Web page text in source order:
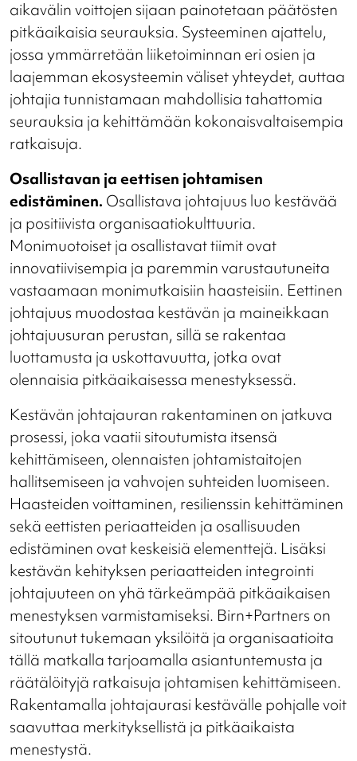
aikavälin voittojen sijaan painotetaan päätösten
pitkäaikaisia seurauksia. Systeeminen ajattelu,
jossa ymmärretään liiketoiminnan eri osien ja
laajemman ekosysteemin väliset yhteydet, auttaa
johtajia tunnistamaan mahdollisia tahattomia
seurauksia ja kehittämään kokonaisvaltaisempia
ratkaisuja.
Osallistavan ja eettisen johtamisen
edistäminen. Osallistava johtajuus luo kestävää
ja positiivista organisaatiokulttuuria.
Monimuotoiset ja osallistavat tiimit ovat
innovatiivisempia ja paremmin varustautuneita
vastaamaan monimutkaisiin haasteisiin. Eettinen
johtajuus muodostaa kestävän ja maineikkaan
johtajuusuran perustan, sillä se rakentaa
luottamusta ja uskottavuutta, jotka ovat
olennaisia pitkäaikaisessa menestyksessä.
Kestävän johtajauran rakentaminen on jatkuva
prosessi, joka vaatii sitoutumista itsensä
kehittämiseen, olennaisten johtamistaitojen
hallitsemiseen ja vahvojen suhteiden luomiseen.
Haasteiden voittaminen, resilienssin kehittäminen
sekä eettisten periaatteiden ja osallisuuden
edistäminen ovat keskeisiä elementtejä. Lisäksi
kestävän kehityksen periaatteiden integrointi
johtajuuteen on yhä tärkeämpää pitkäaikaisen
menestyksen varmistamiseksi. Birn+Partners on
sitoutunut tukemaan yksilöitä ja organisaatioita
tällä matkalla tarjoamalla asiantuntemusta ja
räätälöityjä ratkaisuja johtamisen kehittämiseen.
Rakentamalla johtajaurasi kestävälle pohjalle voit
saavuttaa merkityksellistä ja pitkäaikaista
menestystä.